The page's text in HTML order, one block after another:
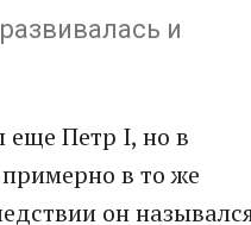
и
еще Петр I, но в
в то же
он